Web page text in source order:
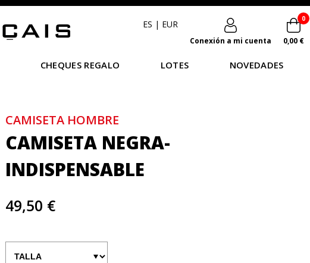
ES | EUR
Conexión a mi cuenta
0
0,00 €
CHEQUES REGALO LOTES NOVEDADES
CAMISETA HOMBRE
CAMISETA NEGRA-
INDISPENSABLE
49,50 €